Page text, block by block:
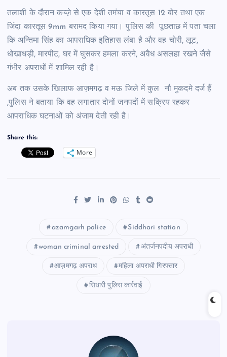
तलाशी के दौरान कब्ज़े से एक देशी तमंचा व कारतूस 12 बोर तथा एक
जिंदा कारतूस 9mm बरामद किया गया। पुलिस की पूछताछ में पता चला
कि अन्तिमा सिंह का आपराधिक इतिहास लंबा है और वह चोरी, लूट,
धोखाधड़ी, मारपीट, घर में घुसकर हमला करने, अवैध असलहा रखने जैसे
गंभीर अपराधों में शामिल रही है।
अब तक उसके खिलाफ आज़मगढ़ व मऊ जिले में कुल नौ मुकदमे दर्ज हैं
,पुलिस ने बताया कि वह लगातार दोनों जनपदों में सक्रिय रहकर
आपराधिक घटनाओं को अंजाम देती रही है।
Share this:
More
azamgarh police Siddhari station
woman criminal arrested अंतर्जनपदीय अपराधी
आज़मगढ़ अपराध महिला अपराधी गिरफ्तार
सिधारी पुलिस कार्रवाई